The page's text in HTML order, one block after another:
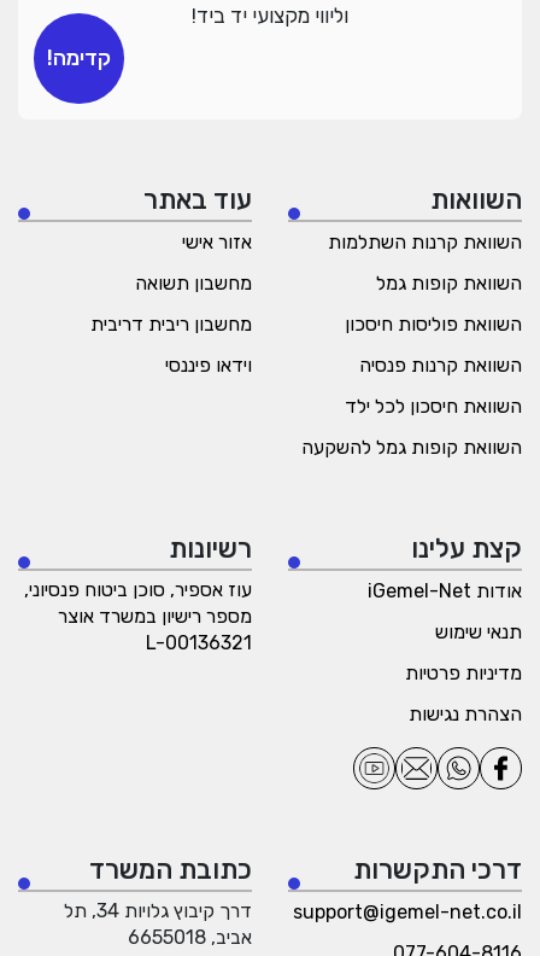
וליווי מקצועי יד ביד!
קדימה!
השוואות
השוואת קרנות השתלמות
השוואת קופות גמל
השוואת פוליסות חיסכון
השוואת קרנות פנסיה
השוואת חיסכון לכל ילד
השוואת קופות גמל להשקעה
עוד באתר
אזור אישי
מחשבון תשואה
מחשבון ריבית דריבית
וידאו פיננסי
קצת עלינו
אודות iGemel-Net
תנאי שימוש
מדיניות פרטיות
הצהרת נגישות
רשיונות
עוז אספיר, סוכן ביטוח פנסיוני,
מספר רישיון במשרד אוצר
L-00136321
דרכי התקשרות
support@igemel-net.co.il
כתובת המשרד
דרך קיבוץ גלויות 34, תל
אביב, 6655018